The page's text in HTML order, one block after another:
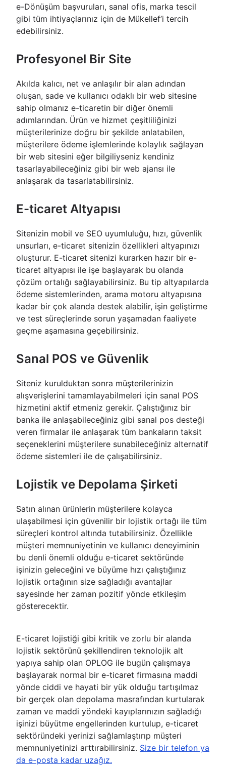
e-Dönüşüm başvuruları, sanal ofis, marka tescil
gibi tüm ihtiyaçlarınız için de Mükellef’i tercih
edebilirsiniz.
Profesyonel Bir Site
Akılda kalıcı, net ve anlaşılır bir alan adından
oluşan, sade ve kullanıcı odaklı bir web sitesine
sahip olmanız e-ticaretin bir diğer önemli
adımlarından. Ürün ve hizmet çeşitliliğinizi
müşterilerinize doğru bir şekilde anlatabilen,
müşterilere ödeme işlemlerinde kolaylık sağlayan
bir web sitesini eğer bilgiliyseniz kendiniz
tasarlayabileceğiniz gibi bir web ajansı ile
anlaşarak da tasarlatabilirsiniz.
E-ticaret Altyapısı
Sitenizin mobil ve SEO uyumluluğu, hızı, güvenlik
unsurları, e-ticaret sitenizin özellikleri altyapınızı
oluşturur. E-ticaret sitenizi kurarken hazır bir e-
ticaret altyapısı ile işe başlayarak bu olanda
çözüm ortalığı sağlayabilirsiniz. Bu tip altyapılarda
ödeme sistemlerinden, arama motoru altyapısına
kadar bir çok alanda destek alabilir, işin geliştirme
ve test süreçlerinde sorun yaşamadan faaliyete
geçme aşamasına geçebilirsiniz.
Sanal POS ve Güvenlik
Siteniz kurulduktan sonra müşterilerinizin
alışverişlerini tamamlayabilmeleri için sanal POS
hizmetini aktif etmeniz gerekir. Çalıştığınız bir
banka ile anlaşabileceğiniz gibi sanal pos desteği
veren firmalar ile anlaşarak tüm bankaların taksit
seçeneklerini müşterilere sunabileceğiniz alternatif
ödeme sistemleri ile de çalışabilirsiniz.
Lojistik ve Depolama Şirketi
Satın alınan ürünlerin müşterilere kolayca
ulaşabilmesi için güvenilir bir lojistik ortağı ile tüm
süreçleri kontrol altında tutabilirsiniz. Özellikle
müşteri memnuniyetinin ve kullanıcı deneyiminin
bu denli önemli olduğu e-ticaret sektöründe
işinizin geleceğini ve büyüme hızı çalıştığınız
lojistik ortağının size sağladığı avantajlar
sayesinde her zaman pozitif yönde etkileşim
gösterecektir.
E-ticaret lojistiği gibi kritik ve zorlu bir alanda
lojistik sektörünü şekillendiren teknolojik alt
yapıya sahip olan OPLOG ile bugün çalışmaya
başlayarak normal bir e-ticaret firmasına maddi
yönde ciddi ve hayati bir yük olduğu tartışılmaz
bir gerçek olan depolama masrafından kurtularak
zaman ve maddi yöndeki kayıplarınızın sağladığı
işinizi büyütme engellerinden kurtulup, e-ticaret
sektöründeki yerinizi sağlamlaştırıp müşteri
memnuniyetinizi arttırabilirsiniz. Size bir telefon ya
da e-posta kadar uzağız.